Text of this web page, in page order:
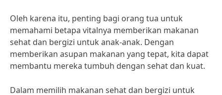
Oleh karena itu, penting bagi orang tua untuk
memahami betapa vitalnya memberikan makanan
sehat dan bergizi untuk anak-anak. Dengan
memberikan asupan makanan yang tepat, kita dapat
membantu mereka tumbuh dengan sehat dan kuat.
Dalam memilih makanan sehat dan bergizi untuk